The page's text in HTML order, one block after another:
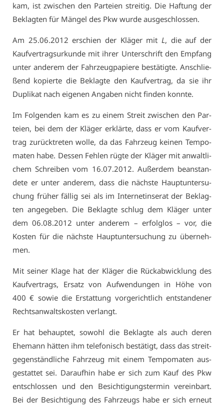
kam, ist zwi­schen den Par­tei­en strei­tig. Die Haf­tung der
Be­klag­ten für Män­gel des Pkw wur­de aus­ge­schlos­sen.
Am 25.06.2012 er­schien der Klä­ger mit L, die auf der
Kauf­ver­trags­ur­kun­de mit ih­rer Un­ter­schrift den Emp­fang
un­ter an­de­rem der Fahr­zeug­pa­pie­re be­stä­tig­te. An­schlie­
ßend ko­pier­te die Be­klag­te den Kauf­ver­trag, da sie ihr
Du­pli­kat nach ei­ge­nen An­ga­ben nicht fin­den konn­te.
Im Fol­gen­den kam es zu ei­nem Streit zwi­schen den Par­
tei­en, bei dem der Klä­ger er­klär­te, dass er vom Kauf­ver­
trag zu­rück­tre­ten wol­le, da das Fahr­zeug kei­nen Tem­po­
ma­ten ha­be. Des­sen Feh­len rüg­te der Klä­ger mit an­walt­li­
chem Schrei­ben vom 16.07.2012. Au­ßer­dem be­an­stan­
de­te er un­ter an­de­rem, dass die nächs­te Haupt­un­ter­su­
chung frü­her fäl­lig sei als im In­ter­net­in­se­rat der Be­klag­
ten an­ge­ge­ben. Die Be­klag­te schlug dem Klä­ger un­ter
dem 06.08.2012 un­ter an­de­rem – er­folg­los – vor, die
Kos­ten für die nächs­te Haupt­un­ter­su­chung zu über­neh­
men.
Mit sei­ner Kla­ge hat der Klä­ger die Rück­ab­wick­lung des
Kauf­ver­trags, Er­satz von Auf­wen­dun­gen in Hö­he von
400 € so­wie die Er­stat­tung vor­ge­richt­lich ent­stan­de­ner
Rechts­an­walts­kos­ten ver­langt.
Er hat be­haup­tet, so­wohl die Be­klag­te als auch de­ren
Ehe­mann hät­ten ihm te­le­fo­nisch be­stä­tigt, dass das streit­
ge­gen­ständ­li­che Fahr­zeug mit ei­nem Tem­po­ma­ten aus­
ge­stat­tet sei. Dar­auf­hin ha­be er sich zum Kauf des Pkw
ent­schlos­sen und den Be­sich­ti­gungs­ter­min ver­ein­bart.
Bei der Be­sich­ti­gung des Fahr­zeugs ha­be er sich er­neut